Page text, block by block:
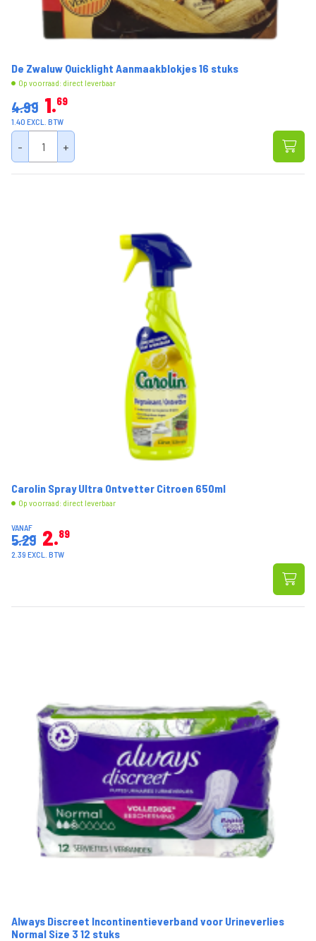
De Zwaluw Quicklight Aanmaakblokjes 16 stuks
Op voorraad: direct leverbaar
4.99 1 69
1.40 EXCL. BTW
- +
Carolin Spray Ultra Ontvetter Citroen 650ml
Op voorraad: direct leverbaar
VANAF
5.29 2 89
2.39 EXCL. BTW
Always Discreet Incontinentieverband voor Urineverlies
Normal Size 3 12 stuks